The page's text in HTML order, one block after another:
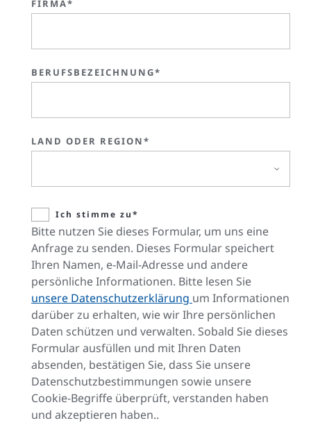
FIRMA*
BERUFSBEZEICHNUNG*
LAND ODER REGION*
Ich stimme zu*
Bitte nutzen Sie dieses Formular, um uns eine
Anfrage zu senden. Dieses Formular speichert
Ihren Namen, e-Mail-Adresse und andere
persönliche Informationen. Bitte lesen Sie
unsere Datenschutzerklärung um Informationen
darüber zu erhalten, wie wir Ihre persönlichen
Daten schützen und verwalten. Sobald Sie dieses
Formular ausfüllen und mit Ihren Daten
absenden, bestätigen Sie, dass Sie unsere
Datenschutzbestimmungen sowie unsere
Cookie-Begriffe überprüft, verstanden haben
und akzeptieren haben..